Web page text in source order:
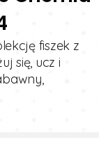
fiszek z
się, ucz i